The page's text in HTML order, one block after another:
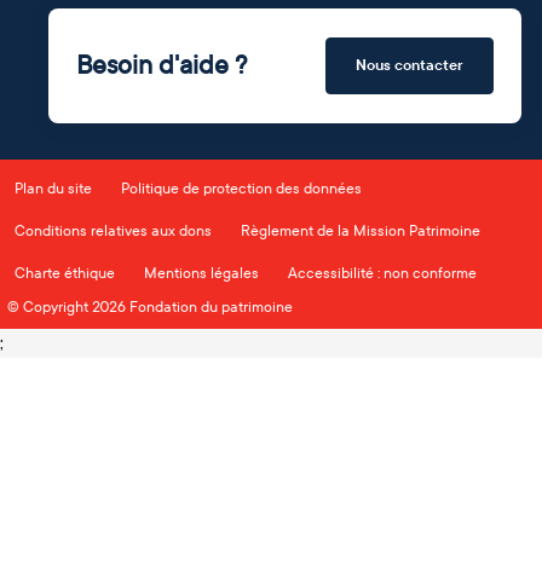
Besoin d'aide ? Nous contacter
Plan du site Politique de protection des données
Conditions relatives aux dons Règlement de la Mission Patrimoine
Charte éthique Mentions légales
Accessibilité : non conforme
© Copyright 2026 Fondation du patrimoine
;